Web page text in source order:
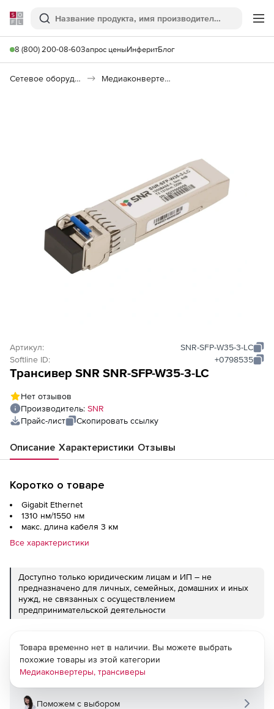
Softline
Поиск
8 (800) 200-08-60Запрос ценыИнферитБлог
Сетевое оборудование Медиаконвертеры, трансиверы
Артикул:
SNR-SFP-W35-3-LC
Softline ID:
+0798535
Трансивер SNR SNR-SFP-W35-3-LC
Нет отзывов
Производитель: SNR
Прайс-лист
Скопировать ссылку
Описание Характеристики Отзывы
Коротко о товаре
Gigabit Ethernet
1310 нм/1550 нм
макс. длина кабеля 3 км
Все характеристики
Доступно только юридическим лицам и ИП – не
предназначено для личных, семейных, домашних и иных
нужд, не связанных с осуществлением
предпринимательской деятельности
Товара временно нет в наличии. Вы можете выбрать
похожие товары из этой категории
Медиаконвертеры, трансиверы
Поможем с выбором